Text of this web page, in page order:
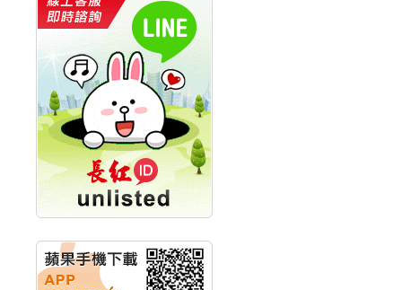
價 被盯上
新光人壽保險:新壽Q1外
價金將達996億
宇辰系統科技:宇辰業績
創新高 啟動興櫃轉上櫃
計畫
明緯企業:明緯永續科技
競賽 以電源驅動善的力
量
秀育企業:秀育SHO-U儲
能系統 獲國內首張CNS
認證
華旭先進:代重要子公司
碩通散熱股份有限公司
公告董事會通過發言人